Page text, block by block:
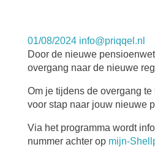
01/08/2024 info@priqqel.nl
Door de nieuwe
overgang naar de nieuwe
Om je tijdens de overgang
voor stap naar jouw nieuwe
Via het programma wordt
nummer achter op mijn-